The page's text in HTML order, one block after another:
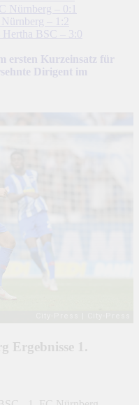
Nürnberg – 0:1
– 1:2
Hertha BSC – 3:0
ersten Kurzeinsatz für
Dirigent im